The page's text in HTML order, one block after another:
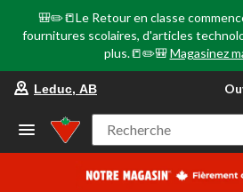
🎒✏️📒Le Retour en classe
fournitures scolaires, d'articles
plus.📒✏️🎒 Magasinez
votre
préféré
Leduc,
AB,
Leduc, AB
Recherche